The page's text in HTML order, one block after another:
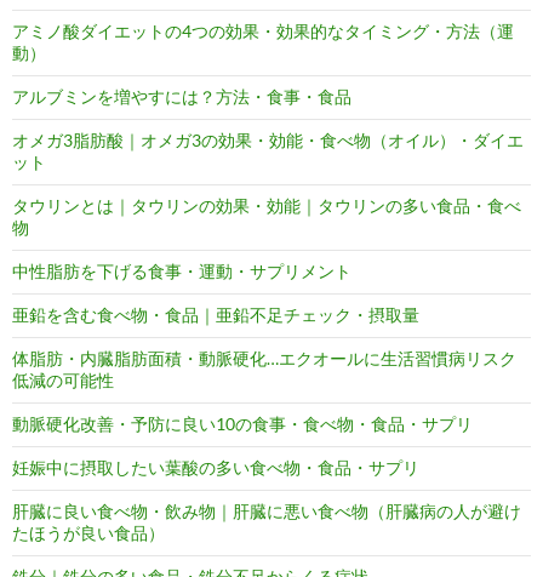
アミノ酸ダイエットの4つの効果・効果的なタイミング・方法（運
動）
アルブミンを増やすには？方法・食事・食品
オメガ3脂肪酸｜オメガ3の効果・効能・食べ物（オイル）・ダイエ
ット
タウリンとは｜タウリンの効果・効能｜タウリンの多い食品・食べ
物
中性脂肪を下げる食事・運動・サプリメント
亜鉛を含む食べ物・食品｜亜鉛不足チェック・摂取量
体脂肪・内臓脂肪面積・動脈硬化…エクオールに生活習慣病リスク
低減の可能性
動脈硬化改善・予防に良い10の食事・食べ物・食品・サプリ
妊娠中に摂取したい葉酸の多い食べ物・食品・サプリ
肝臓に良い食べ物・飲み物｜肝臓に悪い食べ物（肝臓病の人が避け
たほうが良い食品）